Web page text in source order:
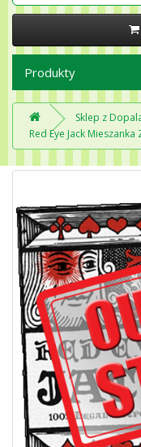
Produkty
Sklep z
Red Eye Jack Mieszanka